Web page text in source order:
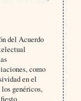
del Acuerdo
como
en el
genéricos,